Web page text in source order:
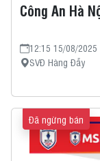
Công An Hà
12:15 15/08/2025
SVĐ Hàng Đẫy
Đã ngừng bán